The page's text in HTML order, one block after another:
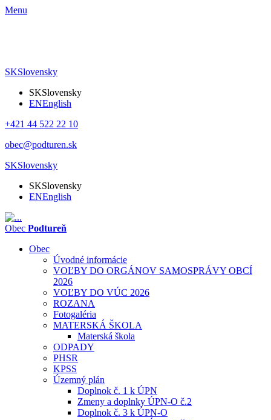
Menu
SKSlovensky
SKSlovensky
ENEnglish
+421 44 522 22 10
obec@podturen.sk
SKSlovensky
SKSlovensky
ENEnglish
Obec Podtureň
Obec
Úvodné informácie
VOĽBY DO ORGÁNOV SAMOSPRÁVY OBCÍ
2026
VOĽBY DO VÚC 2026
ROZANA
Fotogaléria
MATERSKÁ ŠKOLA
Materská škola
ODPADY
PHSR
KPSS
Územný plán
Doplnok č. 1 k ÚPN
Zmeny a doplnky ÚPN-O č.2
Doplnok č. 3 k ÚPN-O